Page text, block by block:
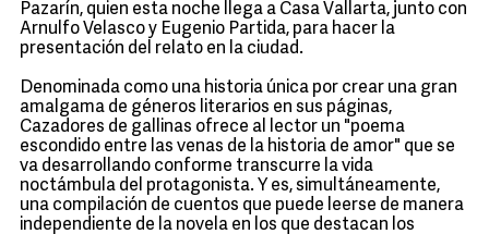
Pazarín, quien esta noche llega a Casa Vallarta, junto con
Arnulfo Velasco y Eugenio Partida, para hacer la
presentación del relato en la ciudad.
Denominada como una historia única por crear una gran
amalgama de géneros literarios en sus páginas,
Cazadores de gallinas ofrece al lector un "poema
escondido entre las venas de la historia de amor" que se
va desarrollando conforme transcurre la vida
noctámbula del protagonista. Y es, simultáneamente,
una compilación de cuentos que puede leerse de manera
independiente de la novela en los que destacan los